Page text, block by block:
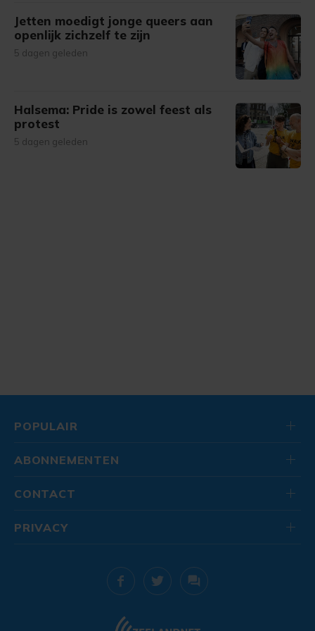
Jetten moedigt jonge queers aan
openlijk zichzelf te zijn
5 dagen geleden
Halsema: Pride is zowel feest als
protest
5 dagen geleden
POPULAIR
ABONNEMENTEN
CONTACT
PRIVACY